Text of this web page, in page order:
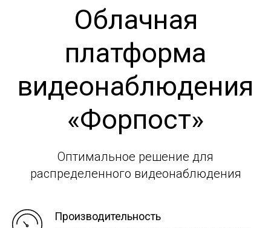
Облачная
платформа
видеонаблюдения
«Форпост»
Оптимальное решение для
распределенного видеонаблюдения
Производительность